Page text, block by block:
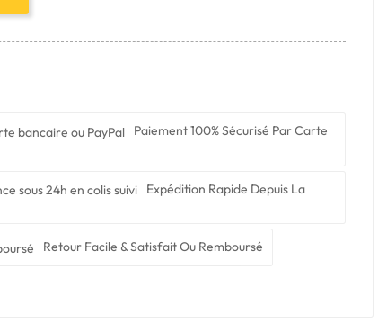
Paiement 100% Sécurisé Par Carte
Expédition Rapide Depuis La
Retour Facile & Satisfait Ou Remboursé